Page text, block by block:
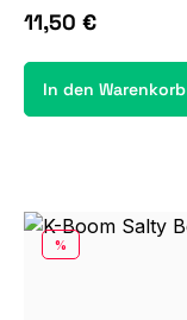
11,50 €
In den Warenkorb
RABATT
%